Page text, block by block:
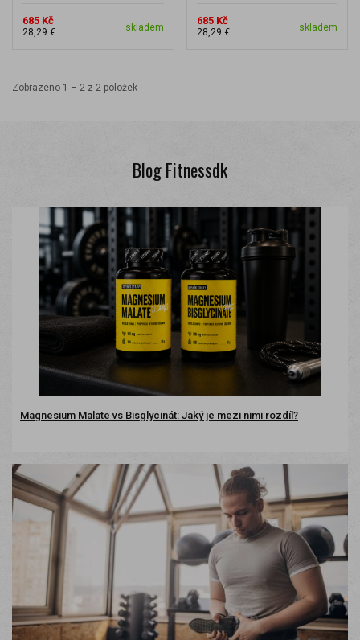
685 Kč
28,29 € skladem
685 Kč
28,29 € skladem
Zobrazeno 1 – 2 z 2 položek
Blog Fitnessdk
Magnesium Malate vs Bisglycinát: Jaký je mezi nimi rozdíl?